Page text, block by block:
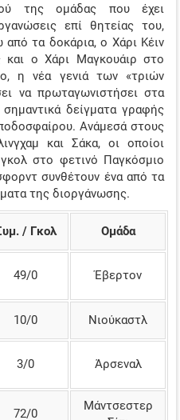
της ομάδας που έχει
επί θητείας του,
τα δοκάρια, ο Χάρι Κέιν
ο Χάρι Μαγκουάιρ στο
η νέα γενιά των «τριών
να πρωταγωνιστήσει στα
δείγματα γραφής
Ανάμεσά στους
και Σάκα, οι οποίοι
στο φετινό Παγκόσμιο
συνθέτουν ένα από τα
της διοργάνωσης.
/ Γκολ Ομάδα
49/0 Έβερτον
10/0 Νιούκαστλ
3/0 Άρσεναλ
72/0
Μάντσεστερ